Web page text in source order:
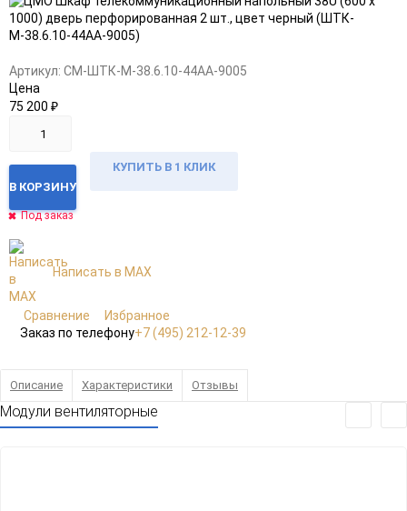
избранное
сравнению
Артикул: CM-ШТК-М-38.6.10-44АА-9005
Цена
75 200 ₽
В КОРЗИНУ
КУПИТЬ В 1 КЛИК
Под заказ
Написать в MAX
Сравнение
Избранное
Заказ по телефону+7 (495) 212-12-39
Описание Характеристики Отзывы
Модули вентиляторные